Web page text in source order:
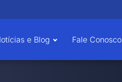
e Blog Fale Conosco